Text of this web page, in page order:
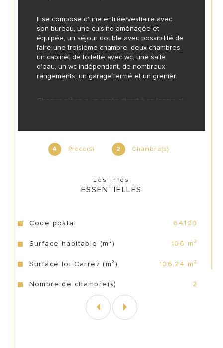
4 Pièce(s) 2 Chambre(s)
Les infos
ESSENTIELLES
Caractéristiques Valeurs
Code postal 64100
Surface habitable (m²) 106 m²
Surface loi Carrez (m²) 106,24 m²
Nombre de chambre(s) 2
Il se compose d'une entrée/vestiaire avec
son bureau, une cuisine aménagée et
équipée, un séjour double avec possibilité de
faire une troisième chambre, deux chambres,
un cabinet de toilette avec wc, une salle
d'eau, un wc indépendant, de nombreux
rangements, un garage fermé et un grenier.
Chaque pièce a un accès direct à sa loggia et